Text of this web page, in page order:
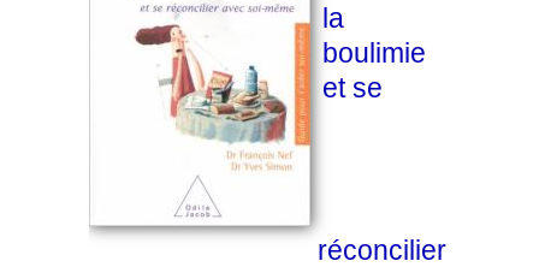
la
boulimie
et se
réconcilier